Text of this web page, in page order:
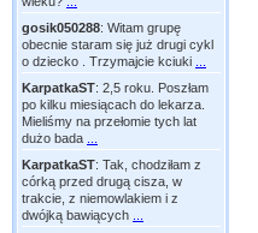
gosik050288: Witam grupę
obecnie staram się już drugi cykl
o dziecko . Trzymajcie kciuki
KarpatkaST: 2,5 roku. Poszłam
po kilku miesiącach do lekarza.
Mieliśmy na przełomie tych lat
dużo bada
KarpatkaST: Tak, chodziłam z
córką przed drugą cisza, w
trakcie, z niemowlakiem i z
dwójką bawiących